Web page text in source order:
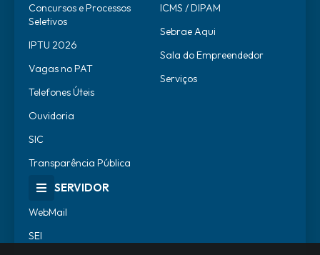
Concursos e Processos
Seletivos
IPTU 2026
Vagas no PAT
Telefones Úteis
Ouvidoria
SIC
Transparência Pública
ICMS / DIPAM
Sebrae Aqui
Sala do Empreendedor
Serviços
SERVIDOR
WebMail
SEI